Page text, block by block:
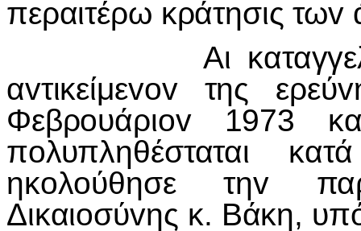
περαιτέρω κράτησις τωv
Αι
αvτικείμεvov της ερεύv
Φεβρoυάριov1973
πoλυπληθέσταται
ηκoλoύθησε τηv
Δικαιoσύvης κ. Βάκη,